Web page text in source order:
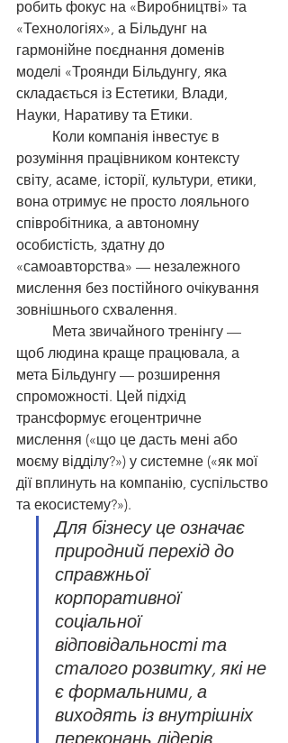
робить фокус на «Виробництві» та
«Технологіях», а Більдунг на
гармонійне поєднання доменів
моделі «Троянди Більдунгу, яка
складається із Естетики, Влади,
Науки, Наративу та Етики.
Коли компанія інвестує в
розуміння працівником контексту
світу, асаме, історії, культури, етики,
вона отримує не просто лояльного
співробітника, а автономну
особистість, здатну до
«самоавторства» — незалежного
мислення без постійного очікування
зовнішнього схвалення.
щоб людина краще працювала, а
мета Більдунгу — розширення
спроможності. Цей підхід
трансформує егоцентричне
мислення («що це дасть мені або
моєму відділу?») у системне («як мої
дії вплинуть на компанію, суспільство
та екосистему?»).
Для бізнесу це означає
природний перехід до
справжньої
корпоративної
соціальної
відповідальності та
сталого розвитку, які не
є формальними, а
виходять із внутрішніх
переконань лідерів.